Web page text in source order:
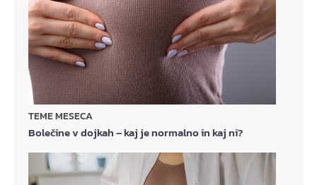
TEME MESECA
Bolečine v dojkah – kaj je normalno in kaj ni?